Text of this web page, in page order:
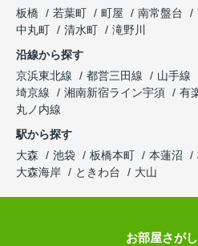
板橋
若葉町 町屋 南常盤台
中丸町
清水町
滝野川
沿線から探す
京浜東北線
都営三田線 山手線
埼京線
湘南新宿ライン宇須 有
丸ノ内線
駅から探す
大森
池袋 板橋本町 本蓮沼
大森海岸
ときわ台 大山
お部屋さが